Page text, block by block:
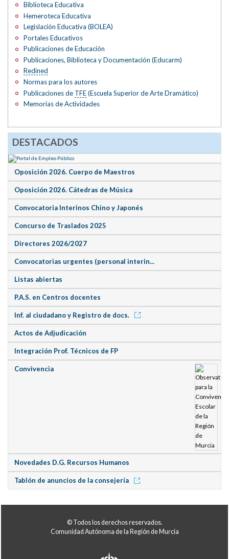
Biblioteca Educativa
Hemeroteca Educativa
Legislación Educativa (BOLEA)
Portales Educativos
Publicaciones de Educación
Publicaciones, Biblioteca y Documentación (Educarm)
Redined
Normas para los autores
Publicaciones de TFE(Escuela Superior de Arte Dramático)
Memorias de Actividades
DESTACADOS
Oposición 2026. Cuerpo de Maestros
Oposición 2026. Cátedras de Música
Convocatoria Interinos Chino y Japonés
Concurso de Traslados 2025
Directores 2026/2027
Convocatorias urgentes (personal interin...
Listas abiertas
P.A.S. en Centros docentes
Inf. al ciudadano y Registro de docs.
Actos de Adjudicación
Integración Prof. Técnicos de FP
Convivencia
Novedades D.G. Recursos Humanos
Tablón de anuncios de la consejería
© Todos los derechos reservados.
Comunidad Autónoma de la Región de Murcia